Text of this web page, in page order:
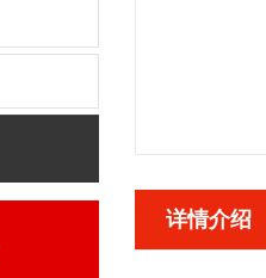
详情介绍